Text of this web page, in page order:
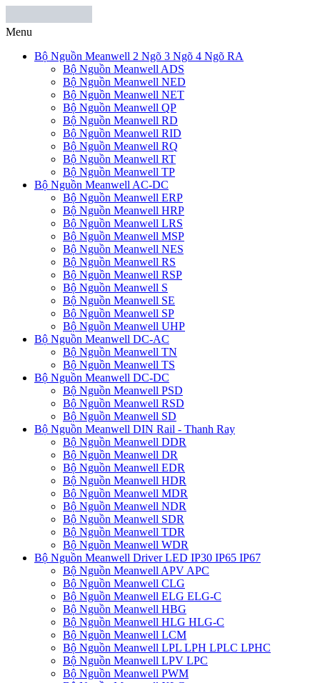
Menu
Bộ Nguồn Meanwell 2 Ngõ 3 Ngõ 4 Ngõ RA
Bộ Nguồn Meanwell ADS
Bộ Nguồn Meanwell NED
Bộ Nguồn Meanwell NET
Bộ Nguồn Meanwell QP
Bộ Nguồn Meanwell RD
Bộ Nguồn Meanwell RID
Bộ Nguồn Meanwell RQ
Bộ Nguồn Meanwell RT
Bộ Nguồn Meanwell TP
Bộ Nguồn Meanwell AC-DC
Bộ Nguồn Meanwell ERP
Bộ Nguồn Meanwell HRP
Bộ Nguồn Meanwell LRS
Bộ Nguồn Meanwell MSP
Bộ Nguồn Meanwell NES
Bộ Nguồn Meanwell RS
Bộ Nguồn Meanwell RSP
Bộ Nguồn Meanwell S
Bộ Nguồn Meanwell SE
Bộ Nguồn Meanwell SP
Bộ Nguồn Meanwell UHP
Bộ Nguồn Meanwell DC-AC
Bộ Nguồn Meanwell TN
Bộ Nguồn Meanwell TS
Bộ Nguồn Meanwell DC-DC
Bộ Nguồn Meanwell PSD
Bộ Nguồn Meanwell RSD
Bộ Nguồn Meanwell SD
Bộ Nguồn Meanwell DIN Rail - Thanh Ray
Bộ Nguồn Meanwell DDR
Bộ Nguồn Meanwell DR
Bộ Nguồn Meanwell EDR
Bộ Nguồn Meanwell HDR
Bộ Nguồn Meanwell MDR
Bộ Nguồn Meanwell NDR
Bộ Nguồn Meanwell SDR
Bộ Nguồn Meanwell TDR
Bộ Nguồn Meanwell WDR
Bộ Nguồn Meanwell Driver LED IP30 IP65 IP67
Bộ Nguồn Meanwell APV APC
Bộ Nguồn Meanwell CLG
Bộ Nguồn Meanwell ELG ELG-C
Bộ Nguồn Meanwell HBG
Bộ Nguồn Meanwell HLG HLG-C
Bộ Nguồn Meanwell LCM
Bộ Nguồn Meanwell LPL LPH LPLC LPHC
Bộ Nguồn Meanwell LPV LPC
Bộ Nguồn Meanwell PWM